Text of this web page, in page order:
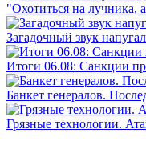
"Охотиться на лучника,
Загадочный звук
Итоги 06.08: Санкции
Банкет генералов.
Грязные технологии.